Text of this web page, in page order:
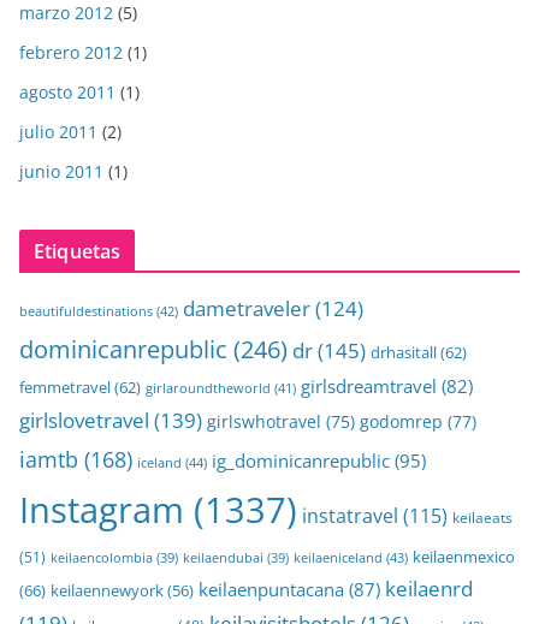
marzo 2012 (5)
febrero 2012 (1)
agosto 2011 (1)
julio 2011 (2)
junio 2011 (1)
Etiquetas
beautifuldestinations (42) dametraveler(124)
dominicanrepublic (246) dr(145) drhasitall(62)
femmetravel(62) girlaroundtheworld (41) girlsdreamtravel (82)
girlslovetravel (139) girlswhotravel (75) godomrep (77)
iamtb (168) iceland (44) ig_dominicanrepublic (95)
Instagram (1337) instatravel (115) keilaeats
(51) keilaencolombia (39) keilaendubai (39) keilaeniceland (43) keilaenmexico
(66) keilaennewyork(56) keilaenpuntacana (87) keilaenrd